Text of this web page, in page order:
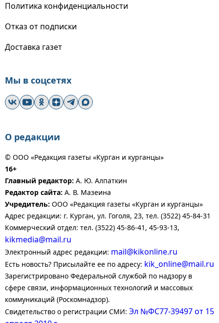
Политика конфиденциальности
Отказ от подписки
Доставка газет
Мы в соцсетях
О редакции
© ООО «Редакция газеты «Курган и курганцы»
16+
Главный редактор: А. Ю. Алпаткин
Редактор сайта: А. В. Мазеина
Учредитель: ООО «Редакция газеты «Курган и курганцы»
Адрес редакции: г. Курган, ул. Гоголя, 23, тел. (3522) 45-84-31
Коммерческий отдел: тел. (3522) 45-86-41, 45-93-13,
kikmedia@mail.ru
Электронный адрес редакции: mail@kikonline.ru
Есть новость? Присылайте ее по адресу: kik_online@mail.ru
Зарегистрировано Федеральной службой по надзору в
сфере связи, информационных технологий и массовых
коммуникаций (Роскомнадзор).
Свидетельство о регистрации СМИ: Эл №ФС77-39497 от 15